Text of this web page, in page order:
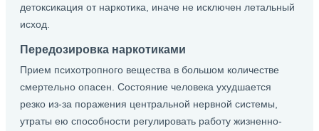
детоксикация от наркотика, иначе не исключен летальный
исход.
Передозировка наркотиками
Прием психотропного вещества в большом количестве
смертельно опасен. Состояние человека ухудшается
резко из-за поражения центральной нервной системы,
утраты ею способности регулировать работу жизненно-